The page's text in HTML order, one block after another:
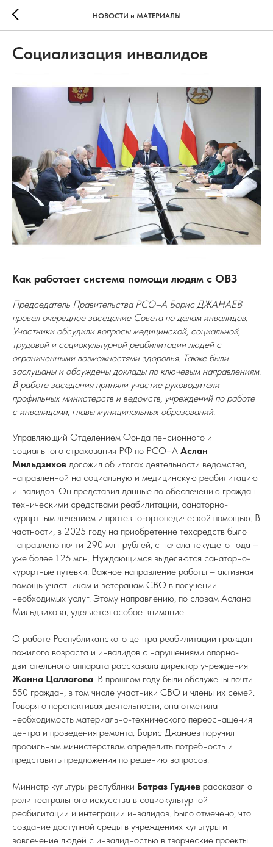
НОВОСТИ и МАТЕРИАЛЫ
Социализация инвалидов
Как работает система помощи людям с ОВЗ
Председатель Правительства РСО–А Борис ДЖАНАЕВ
провел очередное заседание Совета по делам инвалидов.
Участники обсудили вопросы медицинской, социальной,
трудовой и социокультурной реабилитации людей с
ограниченными возможностями здоровья. Также были
заслушаны и обсуждены доклады по ключевым направлениям.
В работе заседания приняли участие руководители
профильных министерств и ведомств, учреждений по работе
с инвалидами, главы муниципальных образований.
Управляющий Отделением Фонда пенсионного и
социального страхования РФ по РСО–А Аслан
Мильдзихов доложил об итогах деятельности ведомства,
направленной на социальную и медицинскую реабилитацию
инвалидов. Он представил данные по обеспечению граждан
техническими средствами реабилитации, санаторно-
курортным лечением и протезно-ортопедической помощью. В
частности, в 2025 году на приобретение техсредств было
направлено почти 290 млн рублей, с начала текущего года –
уже более 126 млн. Нуждающимся выделяются санаторно-
курортные путевки. Важное направление работы – активная
помощь участникам и ветеранам СВО в получении
необходимых услуг. Этому направлению, по словам Аслана
Мильдзихова, уделяется особое внимание.
О работе Республиканского центра реабилитации граждан
пожилого возраста и инвалидов с нарушениями опорно-
двигательного аппарата рассказала директор учреждения
Жанна Цаллагова. В прошлом году были обслужены почти
550 граждан, в том числе участники СВО и члены их семей.
Говоря о перспективах деятельности, она отметила
необходимость материально-технического переоснащения
центра и проведения ремонта. Борис Джанаев поручил
профильным министерствам определить потребность и
представить предложения по решению вопросов.
Министр культуры республики Батраз Гудиев рассказал о
роли театрального искусства в социокультурной
реабилитации и интеграции инвалидов. Было отмечено, что
создание доступной среды в учреждениях культуры и
вовлечение людей с инвалидностью в творческие проекты